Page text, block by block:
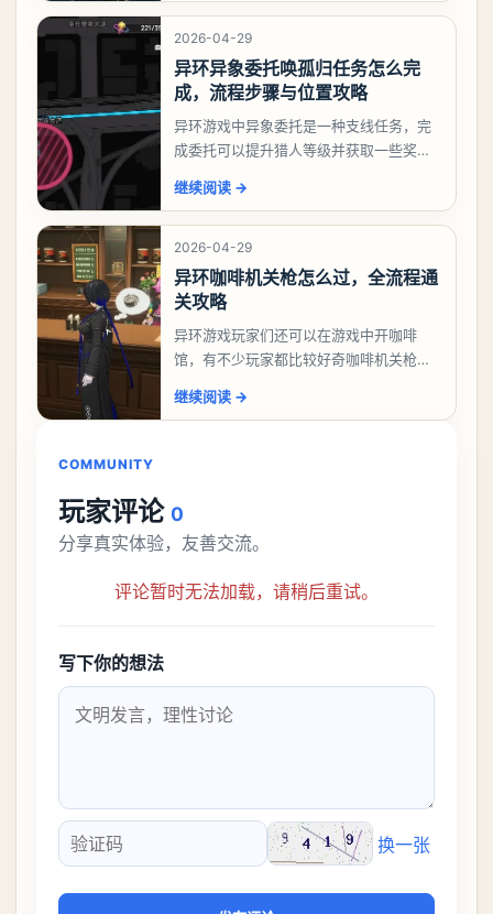
祸兮洄游任务攻略
2026-04-29
异环异象委托唤孤归任务怎么完
成，流程步骤与位置攻略
异环游戏中异象委托是一种支线任务，完
成委托可以提升猎人等级并获取一些奖
么做，今天游戏熊就来告诉大家。异环异
象委托唤孤归任务攻
继续阅读 →
2026-04-29
异环咖啡机关枪怎么过，全流程通
关攻略
异环游戏玩家们还可以在游戏中开咖啡
馆，有不少玩家都比较好奇咖啡机关枪应
机关枪攻略。异环咖啡机关枪怎么过一、
继续阅读 →
COMMUNITY
玩家评论 0
分享真实体验，友善交流。
评论暂时无法加载，请稍后重试。
写下你的想法
验证码
换一张